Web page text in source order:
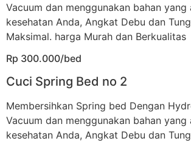
Vacuum dan menggunakan bahan yang
kesehatan Anda, Angkat Debu dan
Maksimal. harga Murah dan Berkualitas
Rp 300.000/bed
Cuci Spring Bed no 2
Membersihkan Spring bed Dengan
Vacuum dan menggunakan bahan yang
kesehatan Anda, Angkat Debu dan